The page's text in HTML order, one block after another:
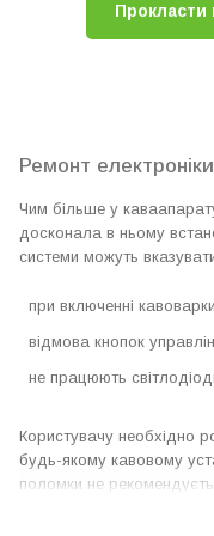
Ремонт
Чим більше у
досконала в ньому
системи можуть
при включенні
відмова кнопок
не працюють
Користувачу необхідно
будь-якому кавовому
поломки не
відремонтувати